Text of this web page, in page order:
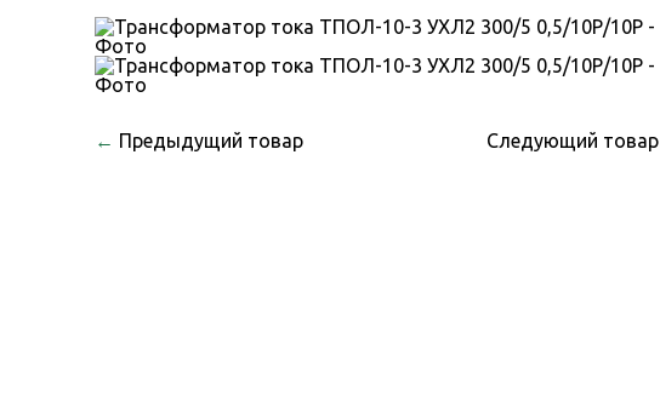
← Предыдущий товар Следующий товар